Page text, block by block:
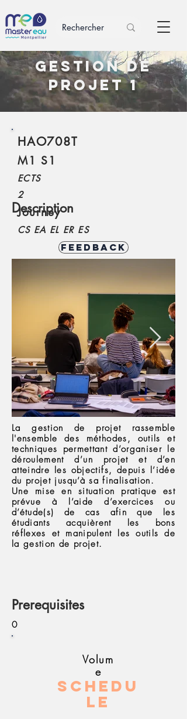
Gestion de
projet 1
HAO708T
M1 S1
ECTS
2
Journey
CS EA EL ER ES
Feedback
Description
La gestion de projet rassemble
l'ensemble des méthodes, outils et
techniques permettant d’organiser le
déroulement d’un projet et d’en
atteindre les objectifs, depuis l’idée
du projet jusqu’à sa finalisation.
Une mise en situation pratique est
prévue à l’aide d’exercices ou
d’étude(s) de cas afin que les
étudiants acquièrent les bons
réflexes et manipulent les outils de
la gestion de projet.
Prerequisites
0
Volum
e
Schedu
le